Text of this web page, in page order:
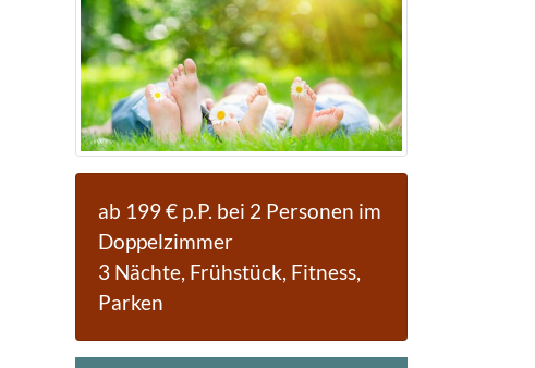
ab 199 € p.P. bei 2 Personen im
Doppelzimmer
3 Nächte, Frühstück, Fitness,
Parken